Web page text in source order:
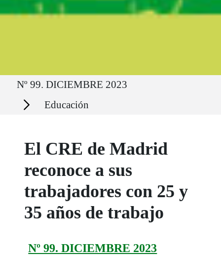
Ruta del sitio
Nº 99. DICIEMBRE 2023
Secciones Educación
El CRE de Madrid
reconoce a sus
trabajadores con 25 y
35 años de trabajo
Nº 99. DICIEMBRE 2023